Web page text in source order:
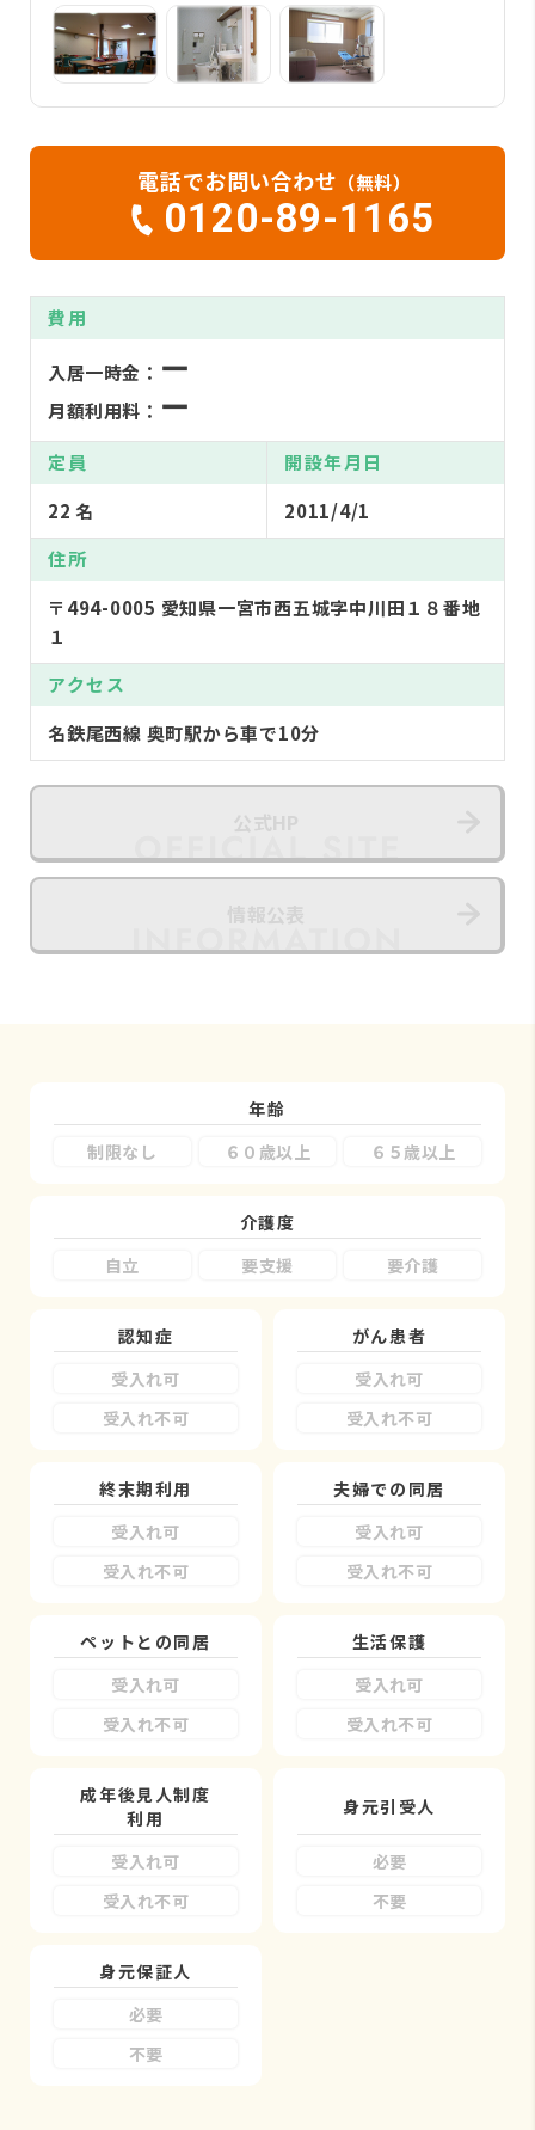
電話でお問い合わせ （無料）
0120-89-1165
費用
入居一時金： ー
月額利用料： ー
定員
22 名
開設年月日
2011/4/1
住所
〒494-0005 愛知県一宮市西五城字中川田１８番地
１
アクセス
名鉄尾西線 奥町駅から車で10分
年齢
制限なし
６０歳以上 ６５歳以上
介護度
自立
要支援 要介護
認知症
受入れ可
受入れ不可
がん患者
受入れ可
受入れ不可
終末期利用
受入れ可
受入れ不可
夫婦での同居
受入れ可
受入れ不可
ペットとの同居
受入れ可
受入れ不可
生活保護
受入れ可
受入れ不可
成年後見人制度
利用
受入れ可
受入れ不可
身元引受人
必要
不要
身元保証人
必要
不要